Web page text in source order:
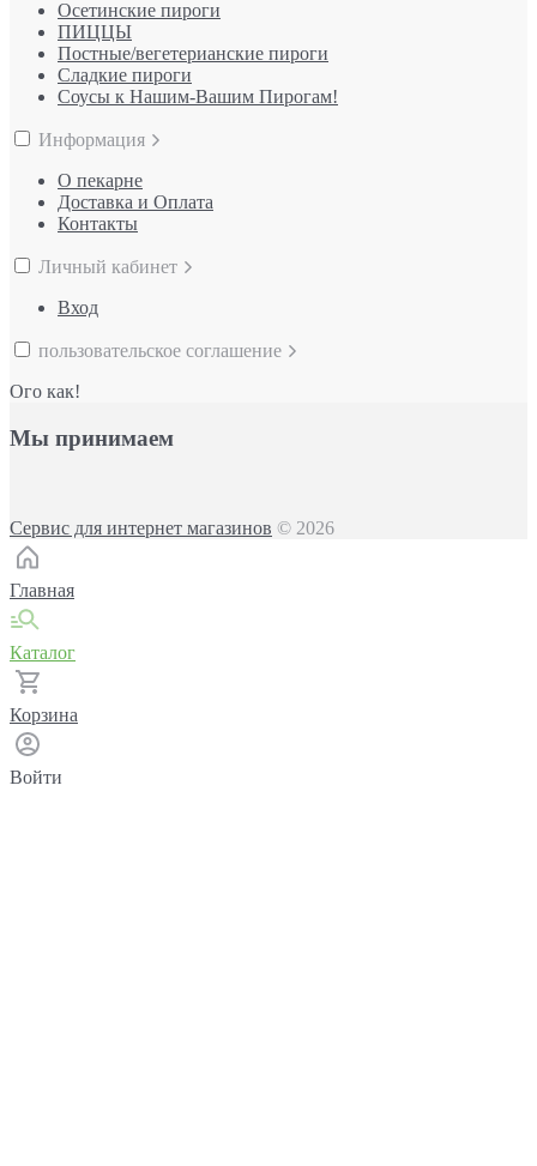
Осетинские пироги
ПИЦЦЫ
Постные/вегетерианские пироги
Сладкие пироги
Соусы к Нашим-Вашим Пирогам!
Информация
О пекарне
Доставка и Оплата
Контакты
Личный кабинет
Вход
пользовательское соглашение
Ого как!
Мы принимаем
Сервис для интернет магазинов © 2026
Главная
Каталог
Корзина
Войти